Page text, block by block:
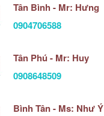
Tân Bình - Mr: Hưng
0904706588
Tân Phú - Mr: Huy
0908648509
Bình Tân - Ms: Như Ý